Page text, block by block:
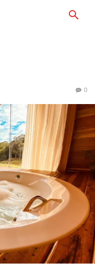
0